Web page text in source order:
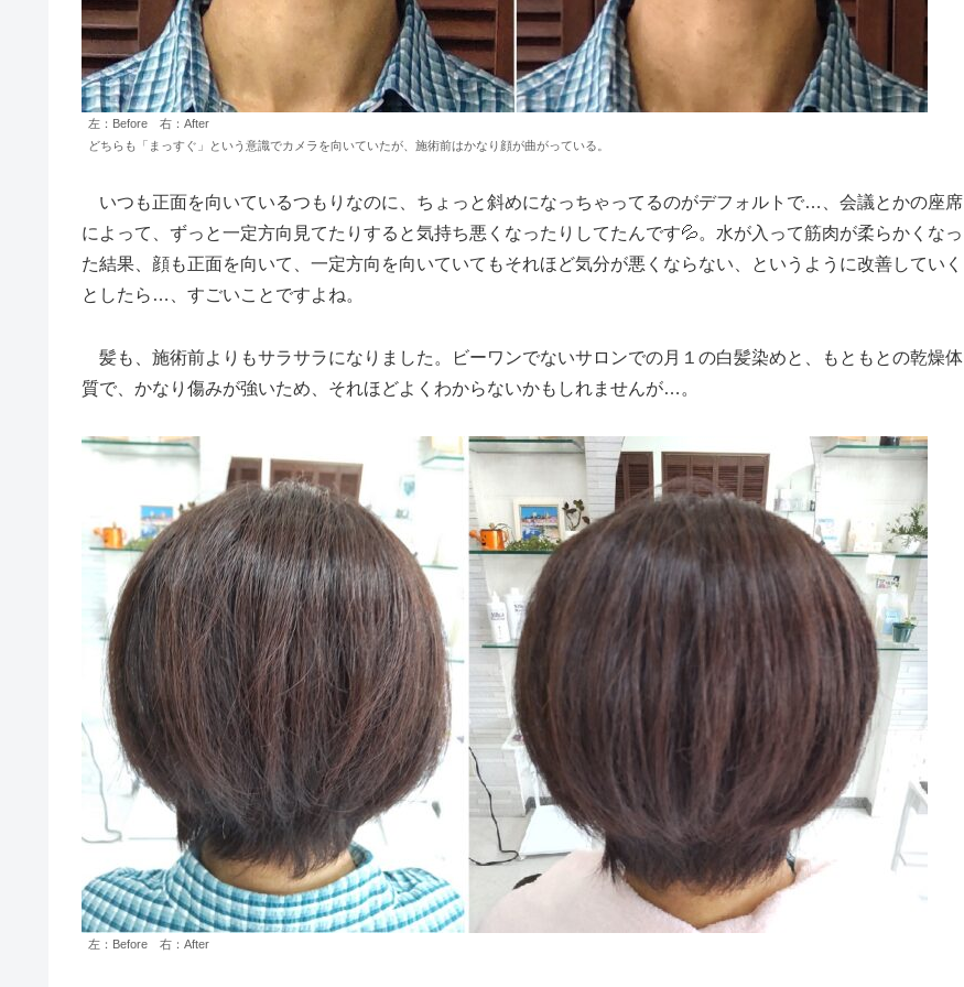
左：Before 右：After
どちらも「まっすぐ」という意識でカメラを向いていたが、施術前はかなり顔が曲がっている。
いつも正面を向いているつもりなのに、ちょっと斜めになっちゃってるのがデフォルトで…、会議とかの座席
によって、ずっと一定方向見てたりすると気持ち悪くなったりしてたんです💦。水が入って筋肉が柔らかくなっ
た結果、顔も正面を向いて、一定方向を向いていてもそれほど気分が悪くならない、というように改善していく
としたら…、すごいことですよね。
髪も、施術前よりもサラサラになりました。ビーワンでないサロンでの月１の白髪染めと、もともとの乾燥体
質で、かなり傷みが強いため、それほどよくわからないかもしれませんが…。
左：Before 右：After